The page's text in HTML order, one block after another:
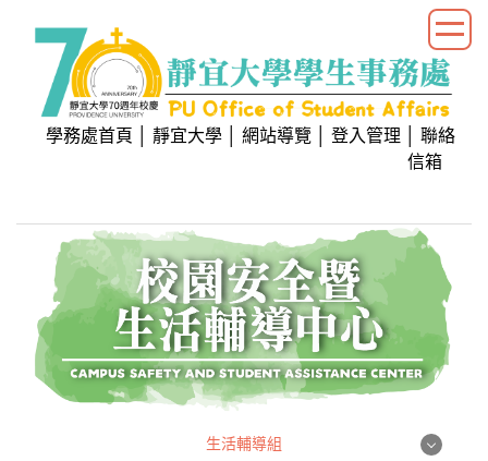
學務處首頁 靜宜大學 網站導覽 登入管理
聯絡
信箱
生活輔導組